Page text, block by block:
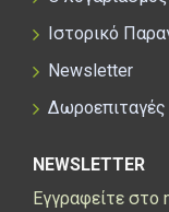
Ιστορικό
Newsletter
Δωροεπιταγές
NEWSLETTER
Εγγραφείτε στο